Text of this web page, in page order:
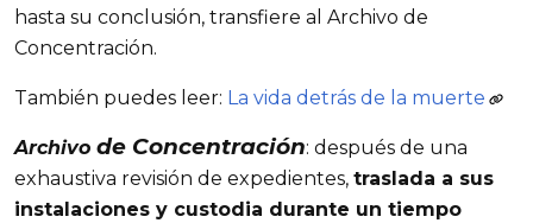
hasta su conclusión, transfiere al Archivo de
Concentración.
También puedes leer: La vida detrás de la muerte
Archivo de Concentración: después de una
exhaustiva revisión de expedientes, traslada a sus
instalaciones y custodia durante un tiempo